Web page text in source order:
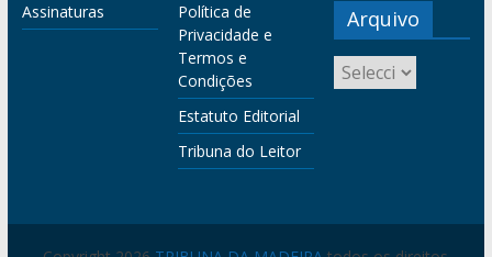
Assinaturas
Política de
Privacidade e
Termos e
Condições
Estatuto Editorial
Tribuna do Leitor
Arquivo